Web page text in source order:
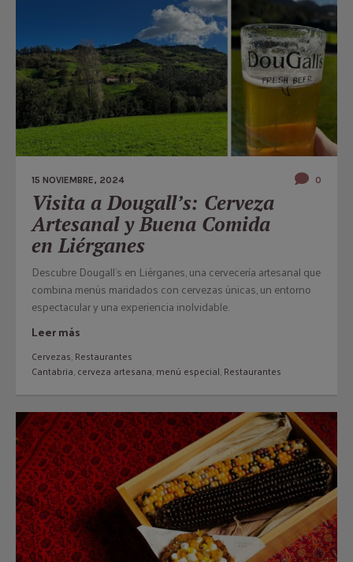
15 NOVIEMBRE, 2024 0
Visita a Dougall’s: Cerveza
Artesanal y Buena Comida
en Liérganes
Descubre Dougall's en Liérganes, una cervecería artesanal que
combina menús maridados con cervezas únicas, un entorno
espectacular y una experiencia inolvidable.
Leer más
Cervezas,Restaurantes
Cantabria,cerveza artesana,menú especial,Restaurantes